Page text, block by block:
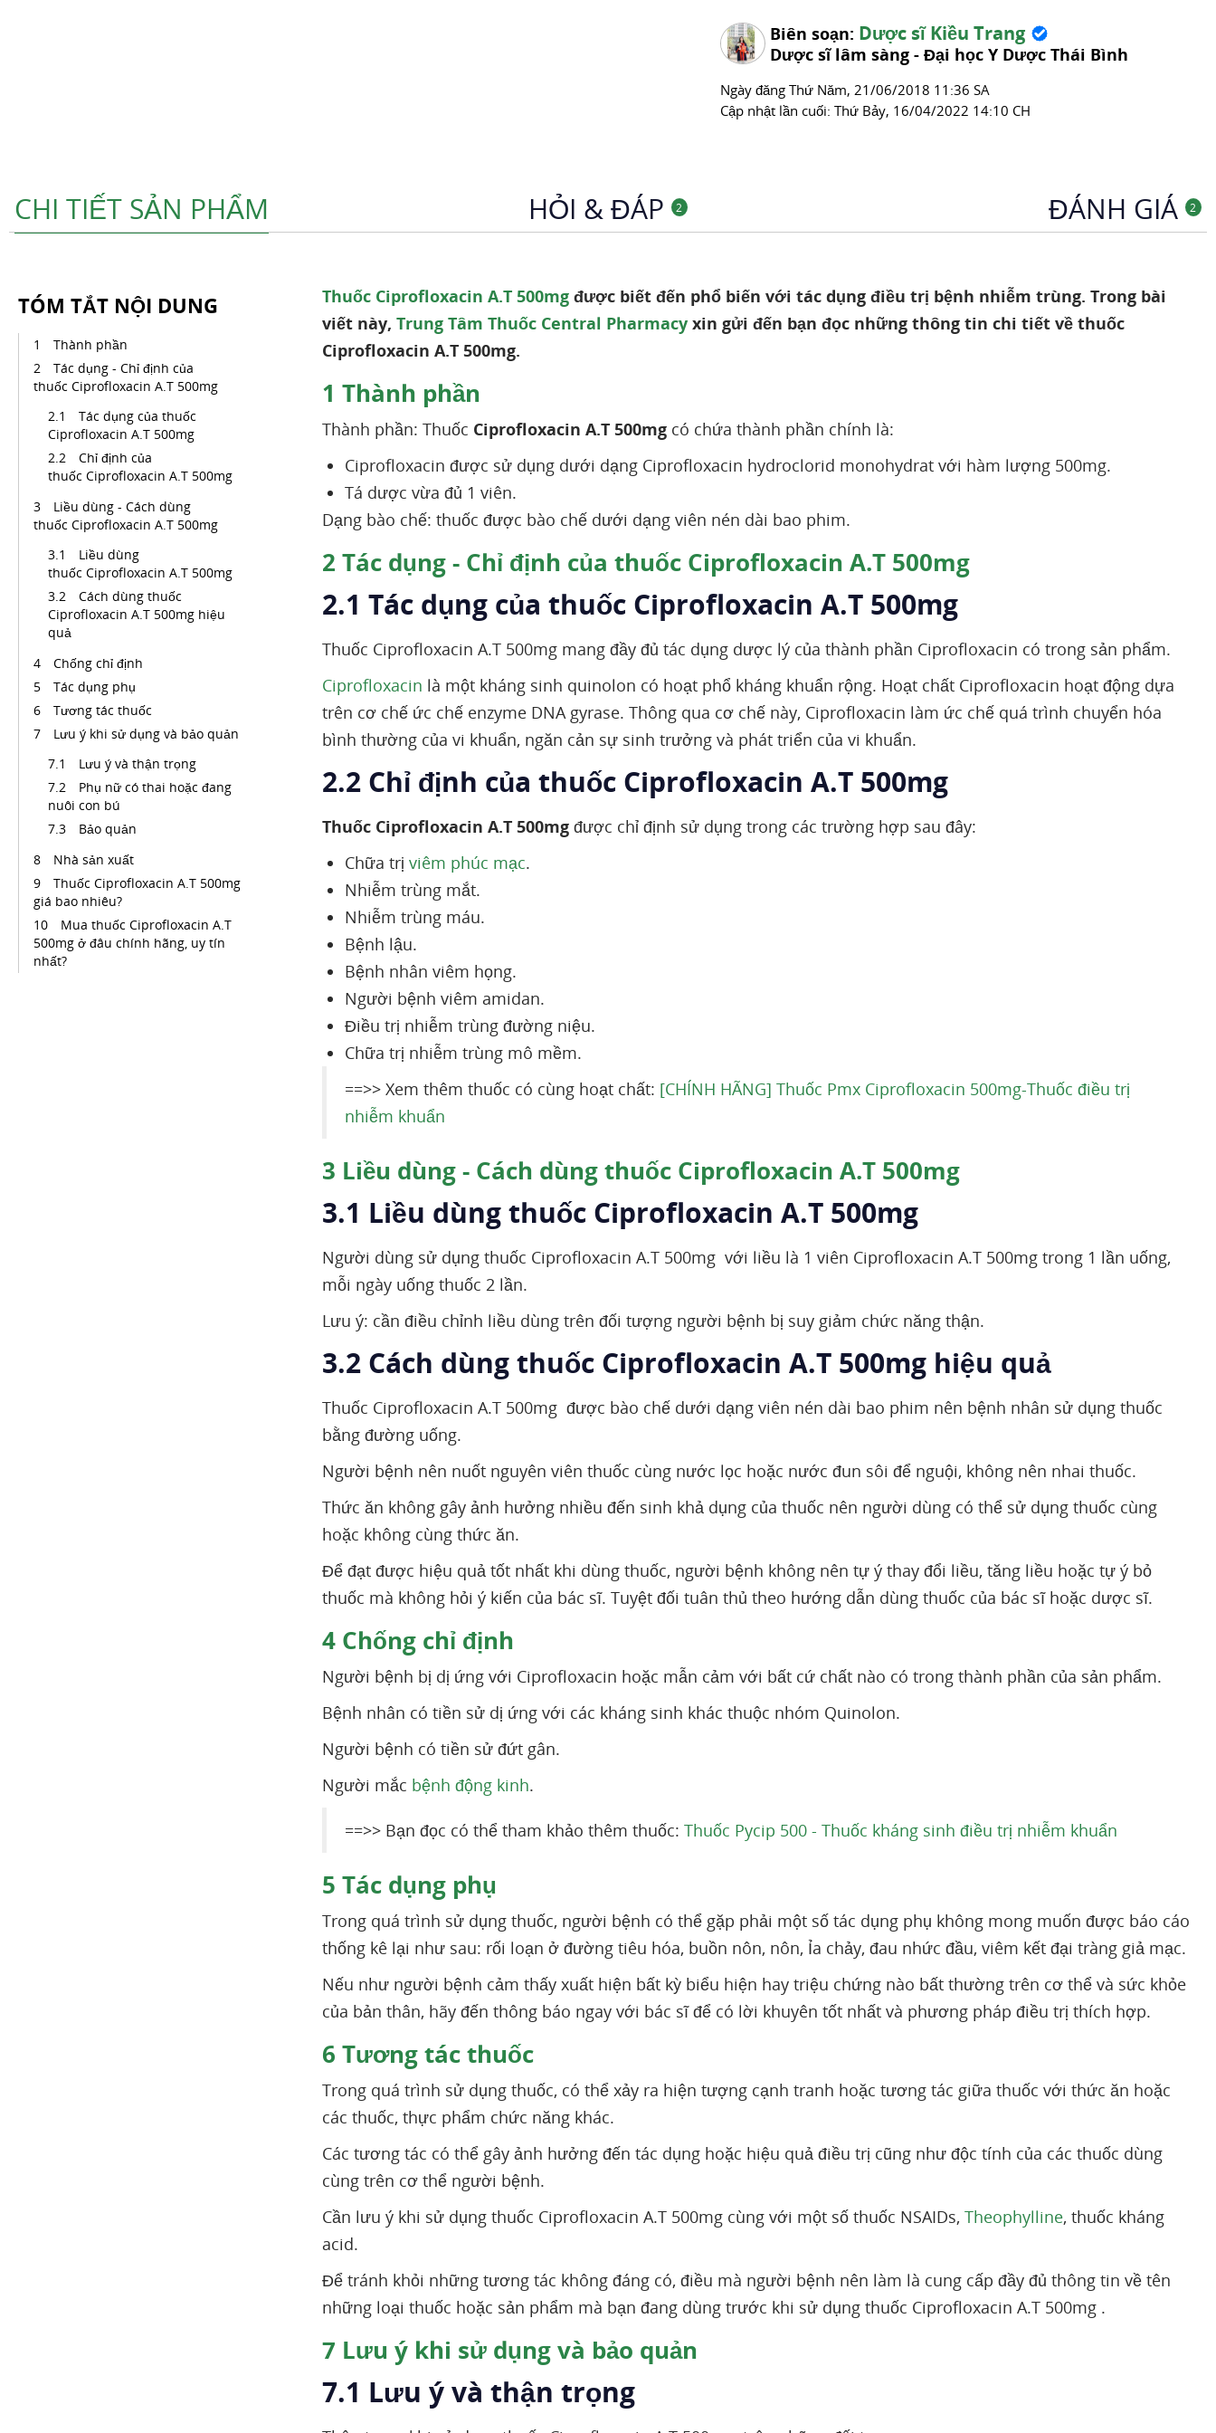
Biên soạn: Dược sĩ Kiều Trang
Dược sĩ lâm sàng - Đại học Y Dược Thái Bình
Ngày đăng Thứ Năm, 21/06/2018 11:36 SA
Cập nhật lần cuối: Thứ Bảy, 16/04/2022 14:10 CH
CHI TIẾT SẢN PHẨM HỎI & ĐÁP 2 ĐÁNH GIÁ 2
TÓM TẮT NỘI DUNG
Thành phần
Tác dụng - Chỉ định của
thuốc Ciprofloxacin A.T 500mg
Tác dụng của thuốc
Ciprofloxacin A.T 500mg
Chỉ định của
thuốc Ciprofloxacin A.T 500mg
Liều dùng - Cách dùng
thuốc Ciprofloxacin A.T 500mg
Liều dùng
thuốc Ciprofloxacin A.T 500mg
Cách dùng thuốc
Ciprofloxacin A.T 500mg hiệu
quả
Chống chỉ định
Tác dụng phụ
Tương tác thuốc
Lưu ý khi sử dụng và bảo quản
Lưu ý và thận trọng
Phụ nữ có thai hoặc đang
nuôi con bú
Bảo quản
Nhà sản xuất
Thuốc Ciprofloxacin A.T 500mg
giá bao nhiêu?
Mua thuốc Ciprofloxacin A.T
500mg ở đâu chính hãng, uy tín
nhất?
Thuốc Ciprofloxacin A.T 500mg được biết đến phổ biến với tác dụng điều trị bệnh nhiễm trùng. Trong bài
viết này, Trung Tâm Thuốc Central Pharmacy xin gửi đến bạn đọc những thông tin chi tiết về thuốc
Ciprofloxacin A.T 500mg.
1 Thành phần
Thành phần: Thuốc Ciprofloxacin A.T 500mg có chứa thành phần chính là:
Ciprofloxacin được sử dụng dưới dạng Ciprofloxacin hydroclorid monohydrat với hàm lượng 500mg.
Tá dược vừa đủ 1 viên.
Dạng bào chế: thuốc được bào chế dưới dạng viên nén dài bao phim.
2 Tác dụng - Chỉ định của thuốc Ciprofloxacin A.T 500mg
2.1 Tác dụng của thuốc Ciprofloxacin A.T 500mg
Thuốc Ciprofloxacin A.T 500mg mang đầy đủ tác dụng dược lý của thành phần Ciprofloxacin có trong sản phẩm.
Ciprofloxacin là một kháng sinh quinolon có hoạt phổ kháng khuẩn rộng. Hoạt chất Ciprofloxacin hoạt động dựa
trên cơ chế ức chế enzyme DNA gyrase. Thông qua cơ chế này, Ciprofloxacin làm ức chế quá trình chuyển hóa
bình thường của vi khuẩn, ngăn cản sự sinh trưởng và phát triển của vi khuẩn.
2.2 Chỉ định của thuốc Ciprofloxacin A.T 500mg
Thuốc Ciprofloxacin A.T 500mg được chỉ định sử dụng trong các trường hợp sau đây:
Chữa trị viêm phúc mạc.
Nhiễm trùng mắt.
Nhiễm trùng máu.
Bệnh lậu.
Bệnh nhân viêm họng.
Người bệnh viêm amidan.
Điều trị nhiễm trùng đường niệu.
Chữa trị nhiễm trùng mô mềm.
==>> Xem thêm thuốc có cùng hoạt chất: [CHÍNH HÃNG] Thuốc Pmx Ciprofloxacin 500mg-Thuốc điều trị
nhiễm khuẩn
3 Liều dùng - Cách dùng thuốc Ciprofloxacin A.T 500mg
3.1 Liều dùng thuốc Ciprofloxacin A.T 500mg
Người dùng sử dụng thuốc Ciprofloxacin A.T 500mg với liều là 1 viên Ciprofloxacin A.T 500mg trong 1 lần uống,
mỗi ngày uống thuốc 2 lần.
Lưu ý: cần điều chỉnh liều dùng trên đối tượng người bệnh bị suy giảm chức năng thận.
3.2 Cách dùng thuốc Ciprofloxacin A.T 500mg hiệu quả
Thuốc Ciprofloxacin A.T 500mg được bào chế dưới dạng viên nén dài bao phim nên bệnh nhân sử dụng thuốc
bằng đường uống.
Người bệnh nên nuốt nguyên viên thuốc cùng nước lọc hoặc nước đun sôi để nguội, không nên nhai thuốc.
Thức ăn không gây ảnh hưởng nhiều đến sinh khả dụng của thuốc nên người dùng có thể sử dụng thuốc cùng
hoặc không cùng thức ăn.
Để đạt được hiệu quả tốt nhất khi dùng thuốc, người bệnh không nên tự ý thay đổi liều, tăng liều hoặc tự ý bỏ
thuốc mà không hỏi ý kiến của bác sĩ. Tuyệt đối tuân thủ theo hướng dẫn dùng thuốc của bác sĩ hoặc dược sĩ.
4 Chống chỉ định
Người bệnh bị dị ứng với Ciprofloxacin hoặc mẫn cảm với bất cứ chất nào có trong thành phần của sản phẩm.
Bệnh nhân có tiền sử dị ứng với các kháng sinh khác thuộc nhóm Quinolon.
Người bệnh có tiền sử đứt gân.
Người mắc bệnh động kinh.
==>> Bạn đọc có thể tham khảo thêm thuốc: Thuốc Pycip 500 - Thuốc kháng sinh điều trị nhiễm khuẩn
5 Tác dụng phụ
Trong quá trình sử dụng thuốc, người bệnh có thể gặp phải một số tác dụng phụ không mong muốn được báo cáo
thống kê lại như sau: rối loạn ở đường tiêu hóa, buồn nôn, nôn, Ỉa chảy, đau nhức đầu, viêm kết đại tràng giả mạc.
Nếu như người bệnh cảm thấy xuất hiện bất kỳ biểu hiện hay triệu chứng nào bất thường trên cơ thể và sức khỏe
của bản thân, hãy đến thông báo ngay với bác sĩ để có lời khuyên tốt nhất và phương pháp điều trị thích hợp.
6 Tương tác thuốc
Trong quá trình sử dụng thuốc, có thể xảy ra hiện tượng cạnh tranh hoặc tương tác giữa thuốc với thức ăn hoặc
các thuốc, thực phẩm chức năng khác.
Các tương tác có thể gây ảnh hưởng đến tác dụng hoặc hiệu quả điều trị cũng như độc tính của các thuốc dùng
cùng trên cơ thể người bệnh.
Cần lưu ý khi sử dụng thuốc Ciprofloxacin A.T 500mg cùng với một số thuốc NSAIDs, Theophylline, thuốc kháng
acid.
Để tránh khỏi những tương tác không đáng có, điều mà người bệnh nên làm là cung cấp đầy đủ thông tin về tên
những loại thuốc hoặc sản phẩm mà bạn đang dùng trước khi sử dụng thuốc Ciprofloxacin A.T 500mg .
7 Lưu ý khi sử dụng và bảo quản
7.1 Lưu ý và thận trọng